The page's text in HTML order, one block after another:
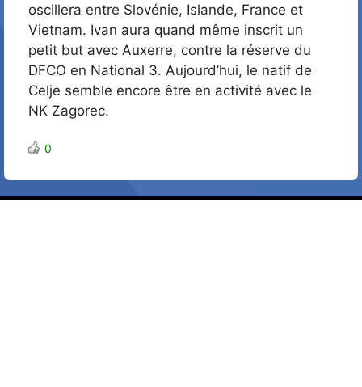
oscillera entre Slovénie, Islande, France et
Vietnam. Ivan aura quand même inscrit un
petit but avec Auxerre, contre la réserve du
DFCO en National 3. Aujourd’hui, le natif de
Celje semble encore être en activité avec le
NK Zagorec.
0